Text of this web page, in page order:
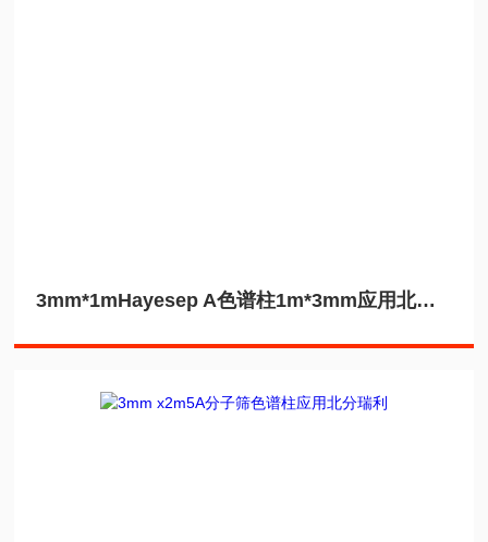
3mm*1mHayesep A色谱柱1m*3mm应用北分瑞利